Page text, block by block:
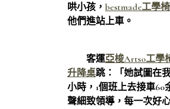
哄小孩， bestmade工學椅
他們進站上車。
客運亞梭Artso工學
升降桌跳：「她試圖在
小時，1個班上去接車
聲細致領導，每一次好